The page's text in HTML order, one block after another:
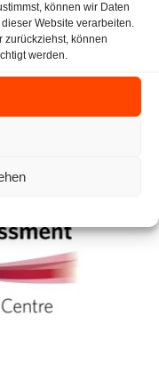
können wir Daten
Website verarbeiten.
zurückziehst, können
werden.